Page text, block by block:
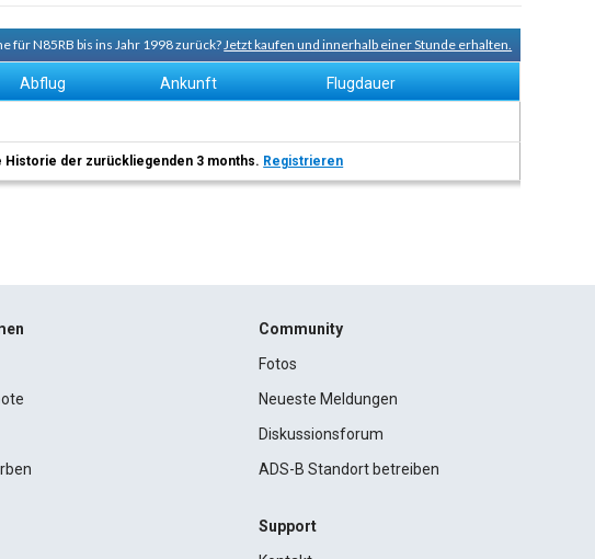
für N85RB bis ins Jahr 1998 zurück?Jetzt kaufen und innerhalb einer Stunde erhalten.
Abflug Ankunft Flugdauer
Historie der zurückliegenden 3 months. Registrieren
Community
Fotos
Neueste Meldungen
Diskussionsforum
ADS-B Standort betreiben
Support